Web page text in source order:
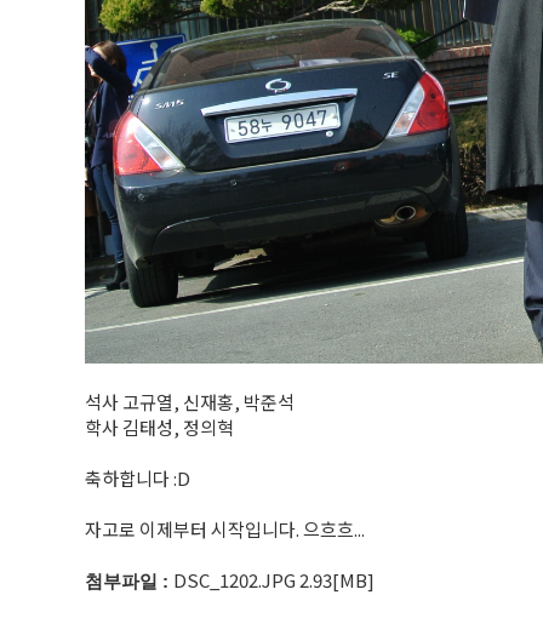
석사 고규열, 신재홍, 박준석
학사 김태성, 정의혁
축하합니다 :D
자고로 이제부터 시작입니다. 으흐흐...
첨부파일 : DSC_1202.JPG 2.93[MB]